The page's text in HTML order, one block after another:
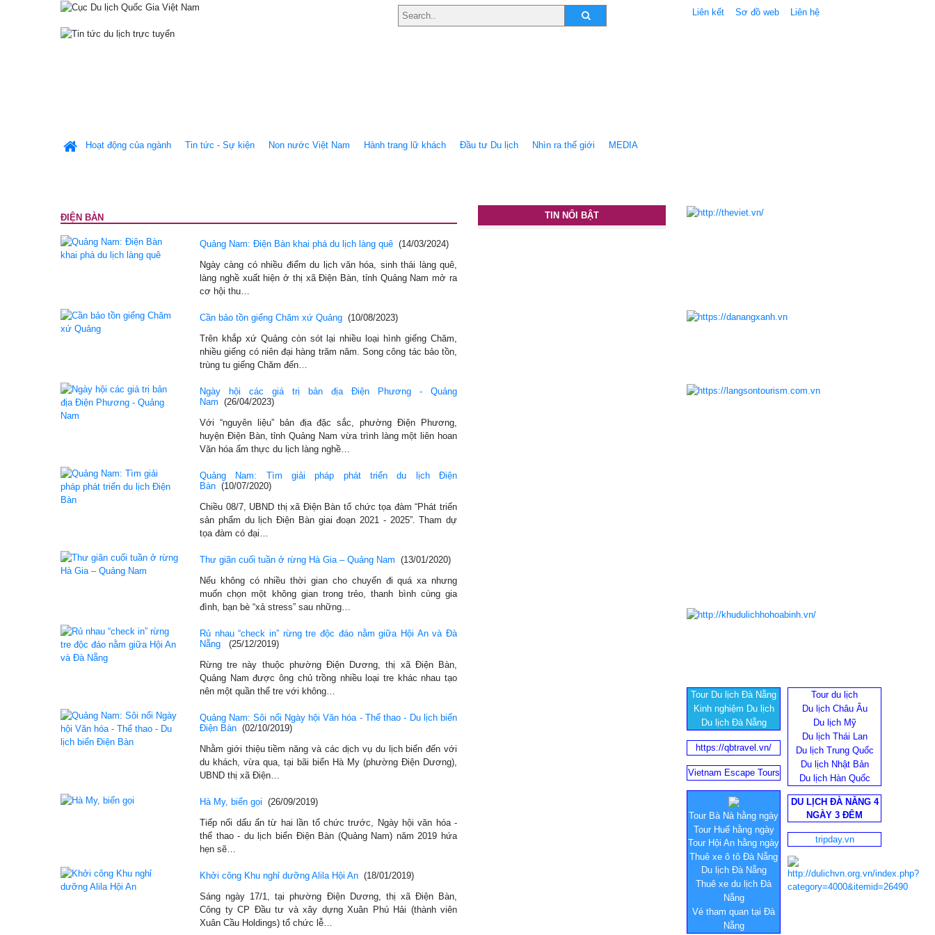
Liên kết Sơ đồ web Liên hệ
Hoạt động của ngành Tin tức - Sự kiện Non nước Việt Nam Hành trang lữ khách Ðầu tư Du lịch Nhìn ra thế giới MEDIA
ĐIỆN BÀN
Quảng Nam: Điện Bàn khai phá du lịch làng quê (14/03/2024)
Ngày càng có nhiều điểm du lịch văn hóa, sinh thái làng quê,
làng nghề xuất hiện ở thị xã Điện Bàn, tỉnh Quảng Nam mở ra
cơ hội thu…
Cần bảo tồn giếng Chăm xứ Quảng (10/08/2023)
Trên khắp xứ Quảng còn sót lại nhiều loại hình giếng Chăm,
nhiều giếng có niên đại hàng trăm năm. Song công tác bảo tồn,
trùng tu giếng Chăm đến…
Ngày hội các giá trị bản địa Điện Phương - Quảng
Nam (26/04/2023)
Với “nguyên liệu” bản địa đặc sắc, phường Điện Phương,
huyện Điện Bàn, tỉnh Quảng Nam vừa trình làng một liên hoan
Văn hóa ẩm thực du lịch làng nghề…
Quảng Nam: Tìm giải pháp phát triển du lịch Điện
Bàn (10/07/2020)
Chiều 08/7, UBND thị xã Điện Bàn tổ chức tọa đàm “Phát triển
sản phẩm du lịch Điện Bàn giai đoạn 2021 - 2025”. Tham dự
tọa đàm có đại…
Thư giãn cuối tuần ở rừng Hà Gia – Quảng Nam (13/01/2020)
Nếu không có nhiều thời gian cho chuyến đi quá xa nhưng
muốn chọn một không gian trong trẻo, thanh bình cùng gia
đình, bạn bè “xả stress” sau những…
Rủ nhau “check in” rừng tre độc đáo nằm giữa Hội An và Đà
Nẵng
(25/12/2019)
Rừng tre này thuộc phường Điện Dương, thị xã Điện Bàn,
Quảng Nam được ông chủ trồng nhiều loại tre khác nhau tạo
nên một quần thể tre với không…
Quảng Nam: Sôi nổi Ngày hội Văn hóa - Thể thao - Du lịch biển
Điện Bàn (02/10/2019)
Nhằm giới thiệu tiềm năng và các dịch vụ du lịch biển đến với
du khách, vừa qua, tại bãi biển Hà My (phường Điện Dương),
UBND thị xã Điện…
Hà My, biển gọi (26/09/2019)
Tiếp nối dấu ấn từ hai lần tổ chức trước, Ngày hội văn hóa -
thể thao - du lịch biển Điện Bàn (Quảng Nam) năm 2019 hứa
hẹn sẽ…
Khởi công Khu nghỉ dưỡng Alila Hội An (18/01/2019)
Sáng ngày 17/1, tại phường Điện Dương, thị xã Điện Bàn,
Công ty CP Đầu tư và xây dựng Xuân Phú Hải (thành viên
Xuân Cầu Holdings) tổ chức lễ…
TIN NỔI BẬT
Tour Du lịch Đà Nẵng
Kinh nghiệm Du lịch
Du lịch Đà Nẵng
Tour du lịch
Du lịch Châu Âu
Du lịch Mỹ
Du lịch Thái Lan
Du lịch Trung Quốc
Du lịch Nhật Bản
Du lịch Hàn Quốc
https://qbtravel.vn/
Vietnam Escape Tours
Tour Bà Nà hằng ngày
Tour Huế hằng ngày
Tour Hội An hằng ngày
Thuê xe ô tô Đà Nẵng
Du lịch Đà Nẵng
Thuê xe du lịch Đà
Nẵng
Vé tham quan tại Đà
Nẵng
DU LỊCH ĐÀ NẴNG 4
NGÀY 3 ĐÊM
tripday.vn